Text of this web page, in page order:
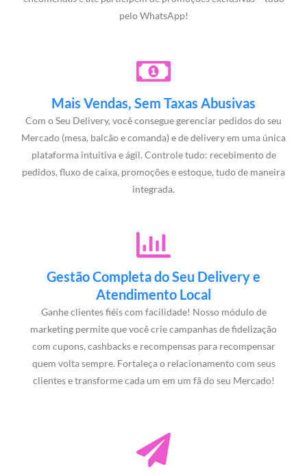
pelo WhatsApp!
Mais Vendas, Sem Taxas Abusivas
Com o Seu Delivery, você consegue gerenciar pedidos do seu
Mercado (mesa, balcão e comanda) e de delivery em uma única
plataforma intuitiva e ágil. Controle tudo: recebimento de
pedidos, fluxo de caixa, promoções e estoque, tudo de maneira
integrada.
Gestão Completa do Seu Delivery e
Atendimento Local
Ganhe clientes fiéis com facilidade! Nosso módulo de
marketing permite que você crie campanhas de fidelização
com cupons, cashbacks e recompensas para recompensar
quem volta sempre. Fortaleça o relacionamento com seus
clientes e transforme cada um em um fã do seu Mercado!